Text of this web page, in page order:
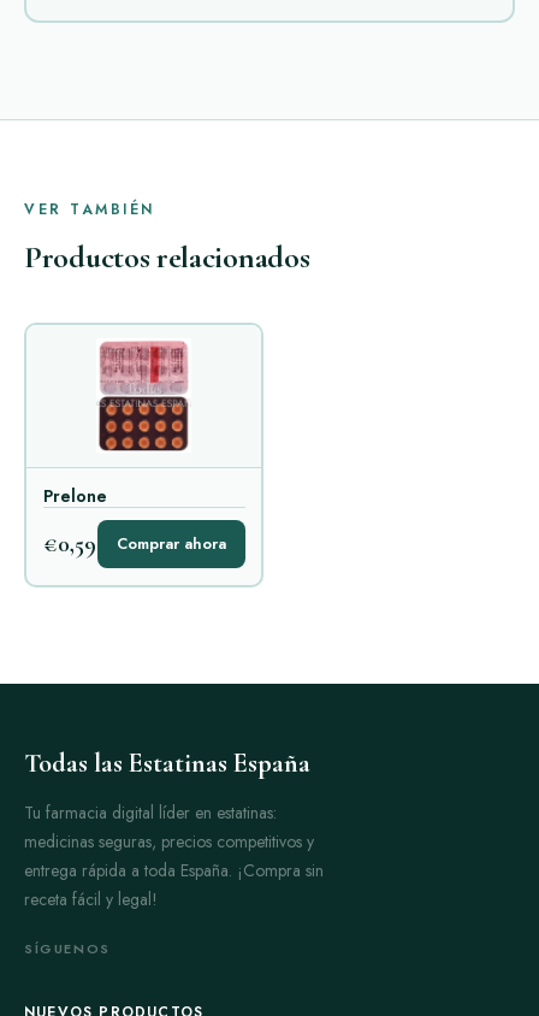
VER TAMBIÉN
Productos relacionados
Prelone
€0,59 Comprar ahora
Todas las Estatinas España
Tu farmacia digital líder en estatinas:
medicinas seguras, precios competitivos y
entrega rápida a toda España. ¡Compra sin
receta fácil y legal!
SÍGUENOS